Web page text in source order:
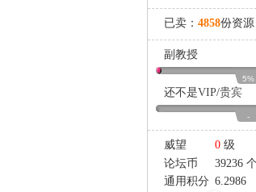
已卖： 4858份资源
副教授
5%
还不是VIP/贵宾
-
威望 0 级
论坛币
39236 个
通用积分 6.2986